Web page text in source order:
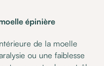
épinière
de la moelle
ou une faiblesse